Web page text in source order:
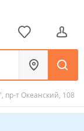
пр-т Океанский, 108